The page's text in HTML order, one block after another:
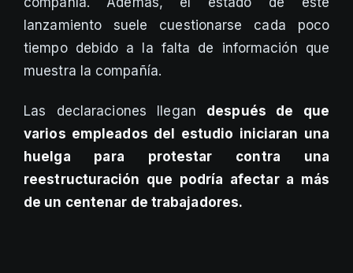
lanzamiento suele cuestionarse cada poco
tiempo debido a la falta de información que
muestra la compañía.
Las declaraciones llegan después de que
varios empleados del estudio iniciaran una
huelga para protestar contra una
reestructuración que podría afectar a más
de un centenar de trabajadores.